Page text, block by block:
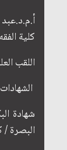
كلية
اللقب
البصرة /